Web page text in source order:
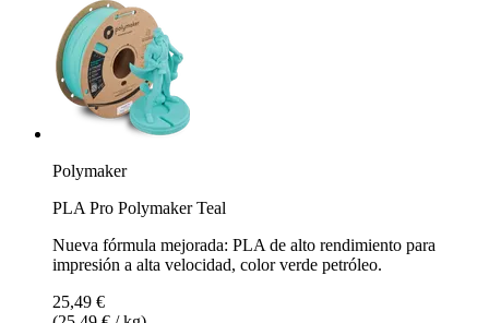
Polymaker
PLA Pro Polymaker Teal
Nueva fórmula mejorada: PLA de alto rendimiento para
impresión a alta velocidad, color verde petróleo.
25,49 €